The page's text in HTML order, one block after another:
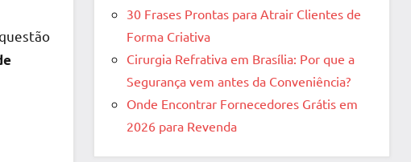
30 Frases Prontas para Atrair Clientes de
Forma Criativa
Cirurgia Refrativa em Brasília: Por que a
Segurança vem antes da Conveniência?
Onde Encontrar Fornecedores Grátis em
2026 para Revenda